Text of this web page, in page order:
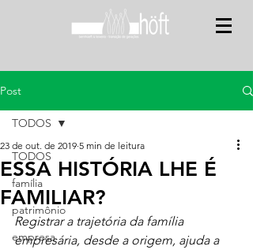
Post
TODOS
família
patrimônio
empresa
TODOS
ESSA HISTÓRIA LHE É
FAMILIAR?
23 de out. de 2019 5 min de leitura
Registrar a trajetória da família
empresária, desde a origem, ajuda a